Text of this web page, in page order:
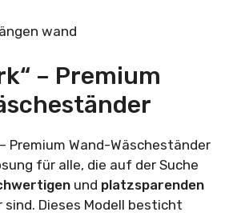
– Premium
Premium Wand-Wäscheständer
für alle, die auf der Suche
und platzsparenden
sind. Dieses Modell besticht